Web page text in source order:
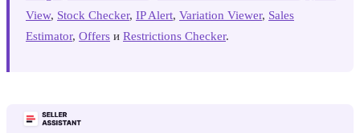
View, Stock Checker, IP Alert, Variation Viewer, Sales
Estimator, Offers и Restrictions Checker.